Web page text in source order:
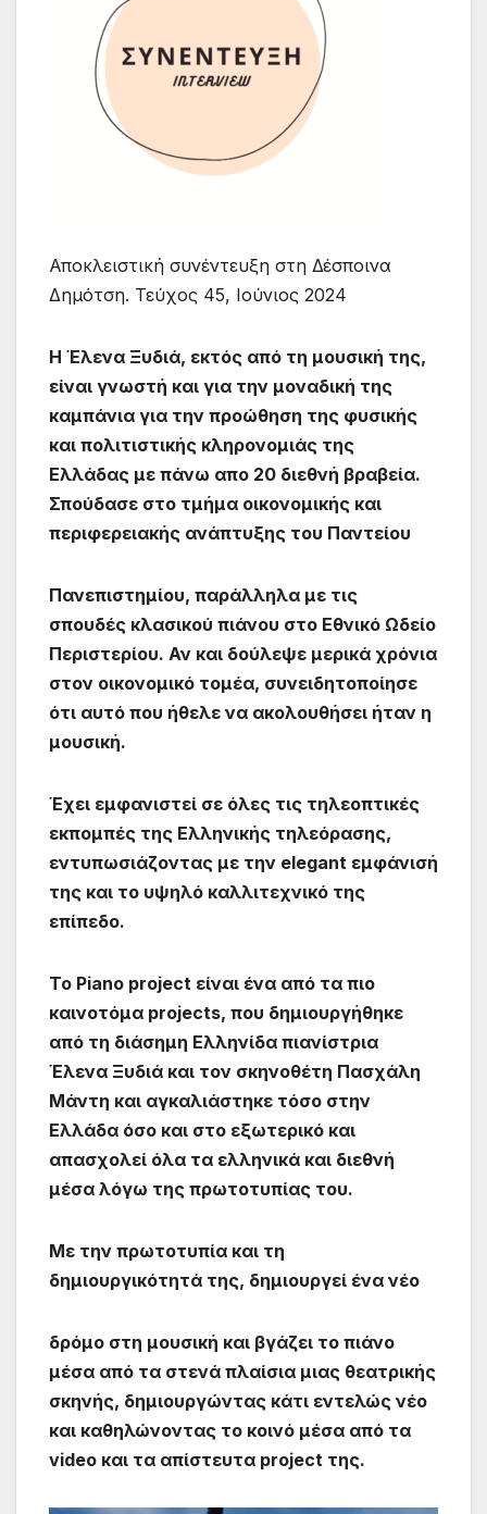
Αποκλειστική συνέντευξη στη Δέσποινα
Δημότση. Τεύχος 45, Ιούνιος 2024
Η Έλενα Ξυδιά, εκτός από τη μουσική της,
είναι γνωστή και για την μοναδική της
καμπάνια για την προώθηση της φυσικής
και πολιτιστικής κληρονομιάς της
Ελλάδας με πάνω απο 20 διεθνή βραβεία.
Σπούδασε στο τμήμα οικονομικής και
περιφερειακής ανάπτυξης του Παντείου
Πανεπιστημίου, παράλληλα με τις
σπουδές κλασικού πιάνου στο Εθνικό Ωδείο
Περιστερίου. Αν και δούλεψε μερικά χρόνια
στον οικονομικό τομέα, συνειδητοποίησε
ότι αυτό που ήθελε να ακολουθήσει ήταν η
μουσική.
Έχει εμφανιστεί σε όλες τις τηλεοπτικές
εκπομπές της Ελληνικής τηλεόρασης,
εντυπωσιάζοντας με την elegant εμφάνισή
της και το υψηλό καλλιτεχνικό της
επίπεδο.
Το Piano project είναι ένα από τα πιο
καινοτόμα projects, που δημιουργήθηκε
από τη διάσημη Ελληνίδα πιανίστρια
Έλενα Ξυδιά και τον σκηνοθέτη Πασχάλη
Μάντη και αγκαλιάστηκε τόσο στην
Ελλάδα όσο και στο εξωτερικό και
απασχολεί όλα τα ελληνικά και διεθνή
μέσα λόγω της πρωτοτυπίας του.
Με την πρωτοτυπία και τη
δημιουργικότητά της, δημιουργεί ένα νέο
δρόμο στη μουσική και βγάζει το πιάνο
μέσα από τα στενά πλαίσια μιας θεατρικής
σκηνής, δημιουργώντας κάτι εντελώς νέο
και καθηλώνοντας το κοινό μέσα από τα
video και τα απίστευτα project της.